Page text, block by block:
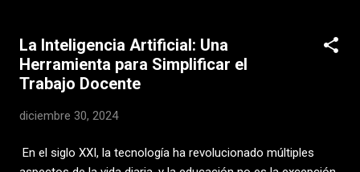
alineadas con la Nueva Escuela Mexicana. ✅ Casos de éxito
y estrategias: ¡Inspírate con ejemplos reales! ✅ Beneficios y
retos: Prepárate para implementar IA en tu aula con
tiempo en la planificación de clases. • Estrategias para
Innovaciones emergentes en la educación digital. 🌐 Ideal
La Inteligencia Artificial: Una
Herramienta para Simplificar el
Trabajo Docente
diciembre 30, 2024
En el siglo XXI, la tecnología ha revolucionado múltiples